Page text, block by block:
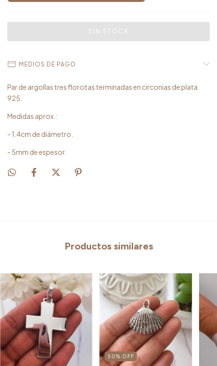
MEDIOS DE PAGO
Par de argollas tres florcitas terminadas en circonias de plata
925.
Medidas aprox.:
- 1.4cm de diámetro.
- 5mm de espesor.
Productos similares
50% OFF